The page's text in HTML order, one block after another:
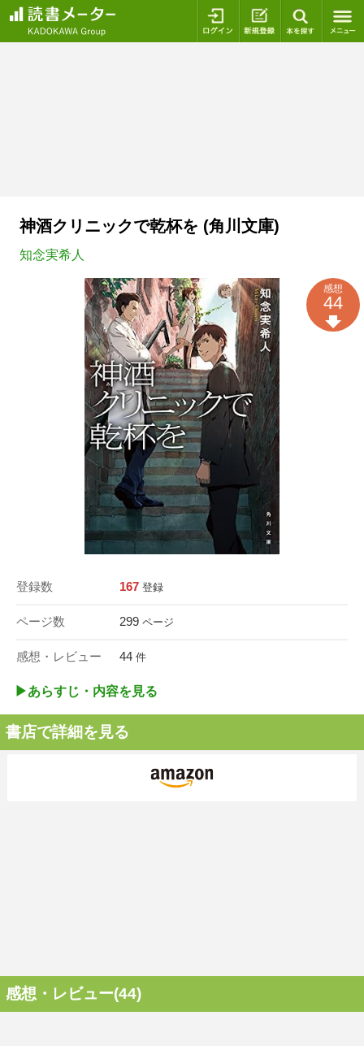
ログイン 新規登録
神酒クリニックで乾杯を (角川文庫)
知念実希人
登録数 167 登録
ページ数 299 ページ
感想・レビュー 44 件
感想
44
▶︎あらすじ・内容を見る
書店で詳細を見る
感想・レビュー(44)